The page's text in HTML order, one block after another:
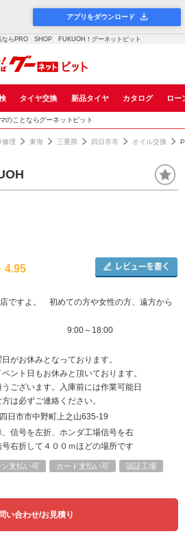
アプリをダウンロード
ならPRO SHOP FUKUOH！グーネットピット
タイヤ交換 新品タイヤ カタログ ロー
のことならグーネットピット
修理 東海 三重県 四日市市 オイル交換
4.95
ですよ。 初めての方や女性の方、遠方から
9:00～18:00
がお休みとなっております。
ント日もお休みと頂いております。
ございます。入庫前には作業可能日
は必ずご連絡ください。
日市市中野町上之山635-19
信号を左折、ホンダ工場信号を右
右折して４００ｍほどの場所です
ン支払い可 カード支払い可
認証工場
い合わせ/お見積り